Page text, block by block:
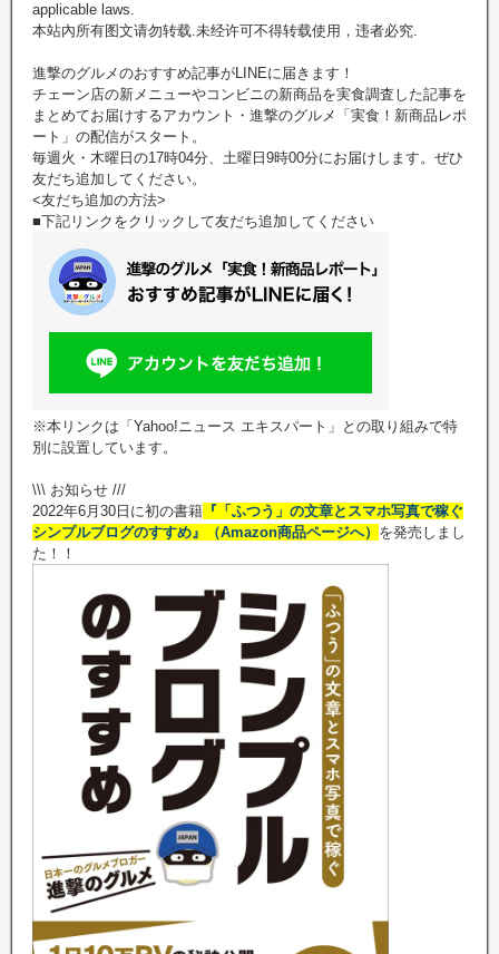
applicable laws.
本站內所有图文请勿转载.未经许可不得转载使用，违者必究.
進撃のグルメのおすすめ記事がLINEに届きます！
チェーン店の新メニューやコンビニの新商品を実食調査した記事を
まとめてお届けするアカウント・進撃のグルメ「実食！新商品レポ
ート」の配信がスタート。
毎週火・木曜日の17時04分、土曜日9時00分にお届けします。ぜひ
友だち追加してください。
<友だち追加の方法>
■下記リンクをクリックして友だち追加してください
※本リンクは「Yahoo!ニュース エキスパート」との取り組みで特
別に設置しています。
\\\ お知らせ ///
2022年6月30日に初の書籍 『「ふつう」の文章とスマホ写真で稼ぐ
シンプルブログのすすめ』（Amazon商品ページへ） を発売しまし
た！！